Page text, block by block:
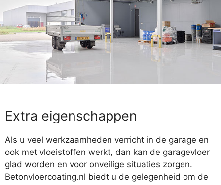
Extra eigenschappen
Als u veel werkzaamheden verricht in de garage en
ook met vloeistoffen werkt, dan kan de garagevloer
glad worden en voor onveilige situaties zorgen.
Betonvloercoating.nl biedt u de gelegenheid om de